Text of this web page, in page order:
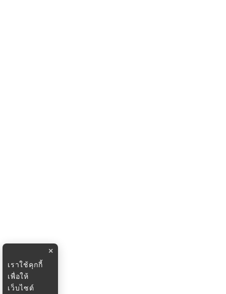
×
เราใช้คุกกี้
เพื่อให้
เว็บไซต์